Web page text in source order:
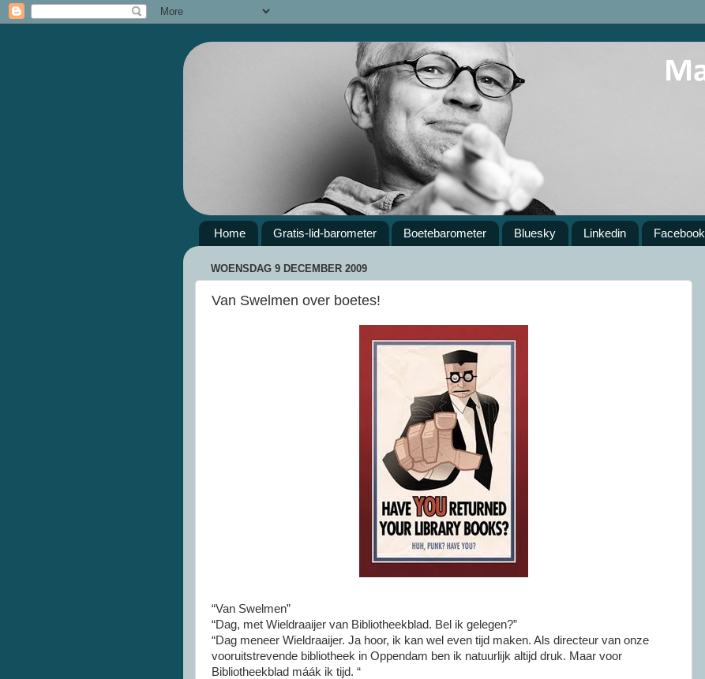
Home Gratis-lid-barometer Boetebarometer Bluesky Linkedin Facebook
WOENSDAG 9 DECEMBER 2009
Van Swelmen over boetes!
“Van Swelmen”
“Dag, met Wieldraaijer van Bibliotheekblad. Bel ik gelegen?”
“Dag meneer Wieldraaijer. Ja hoor, ik kan wel even tijd maken. Als directeur van onze
vooruitstrevende bibliotheek in Oppendam ben ik natuurlijk altijd druk. Maar voor
Bibliotheekblad máák ik tijd. “